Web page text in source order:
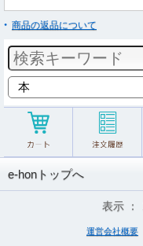
商品の返品について
e-honトップへ
表示 ：
運営会社概要